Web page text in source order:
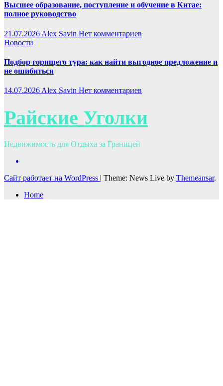
Высшее образование, поступление и обучение в Китае:
полное руководство
21.07.2026 Alex Savin Нет комментариев
Новости
Подбор горящего тура: как найти выгодное предложение и
не ошибиться
14.07.2026 Alex Savin Нет комментариев
Райские Уголки
Недвижимость для Отдыха за Границей
Сайт работает на WordPress | Theme: News Live by Themeansar.
Home